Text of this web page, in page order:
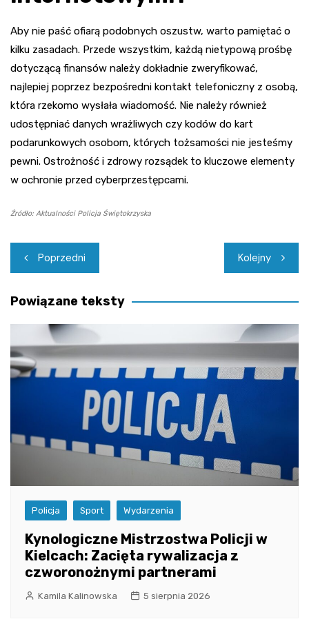
Aby nie paść ofiarą podobnych oszustw, warto pamiętać o
kilku zasadach. Przede wszystkim, każdą nietypową prośbę
dotyczącą finansów należy dokładnie zweryfikować,
najlepiej poprzez bezpośredni kontakt telefoniczny z osobą,
która rzekomo wysłała wiadomość. Nie należy również
udostępniać danych wrażliwych czy kodów do kart
podarunkowych osobom, których tożsamości nie jesteśmy
pewni. Ostrożność i zdrowy rozsądek to kluczowe elementy
w ochronie przed cyberprzestępcami.
Źródło: Aktualności Policja Świętokrzyska
Nawigacja
wpisu
Poprzedni Kolejny
Powiązane teksty
Policja Sport Wydarzenia
Kynologiczne Mistrzostwa Policji w
Kielcach: Zacięta rywalizacja z
czworonożnymi partnerami
Kamila Kalinowska 5 sierpnia 2026